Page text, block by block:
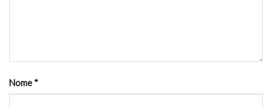
Nome *